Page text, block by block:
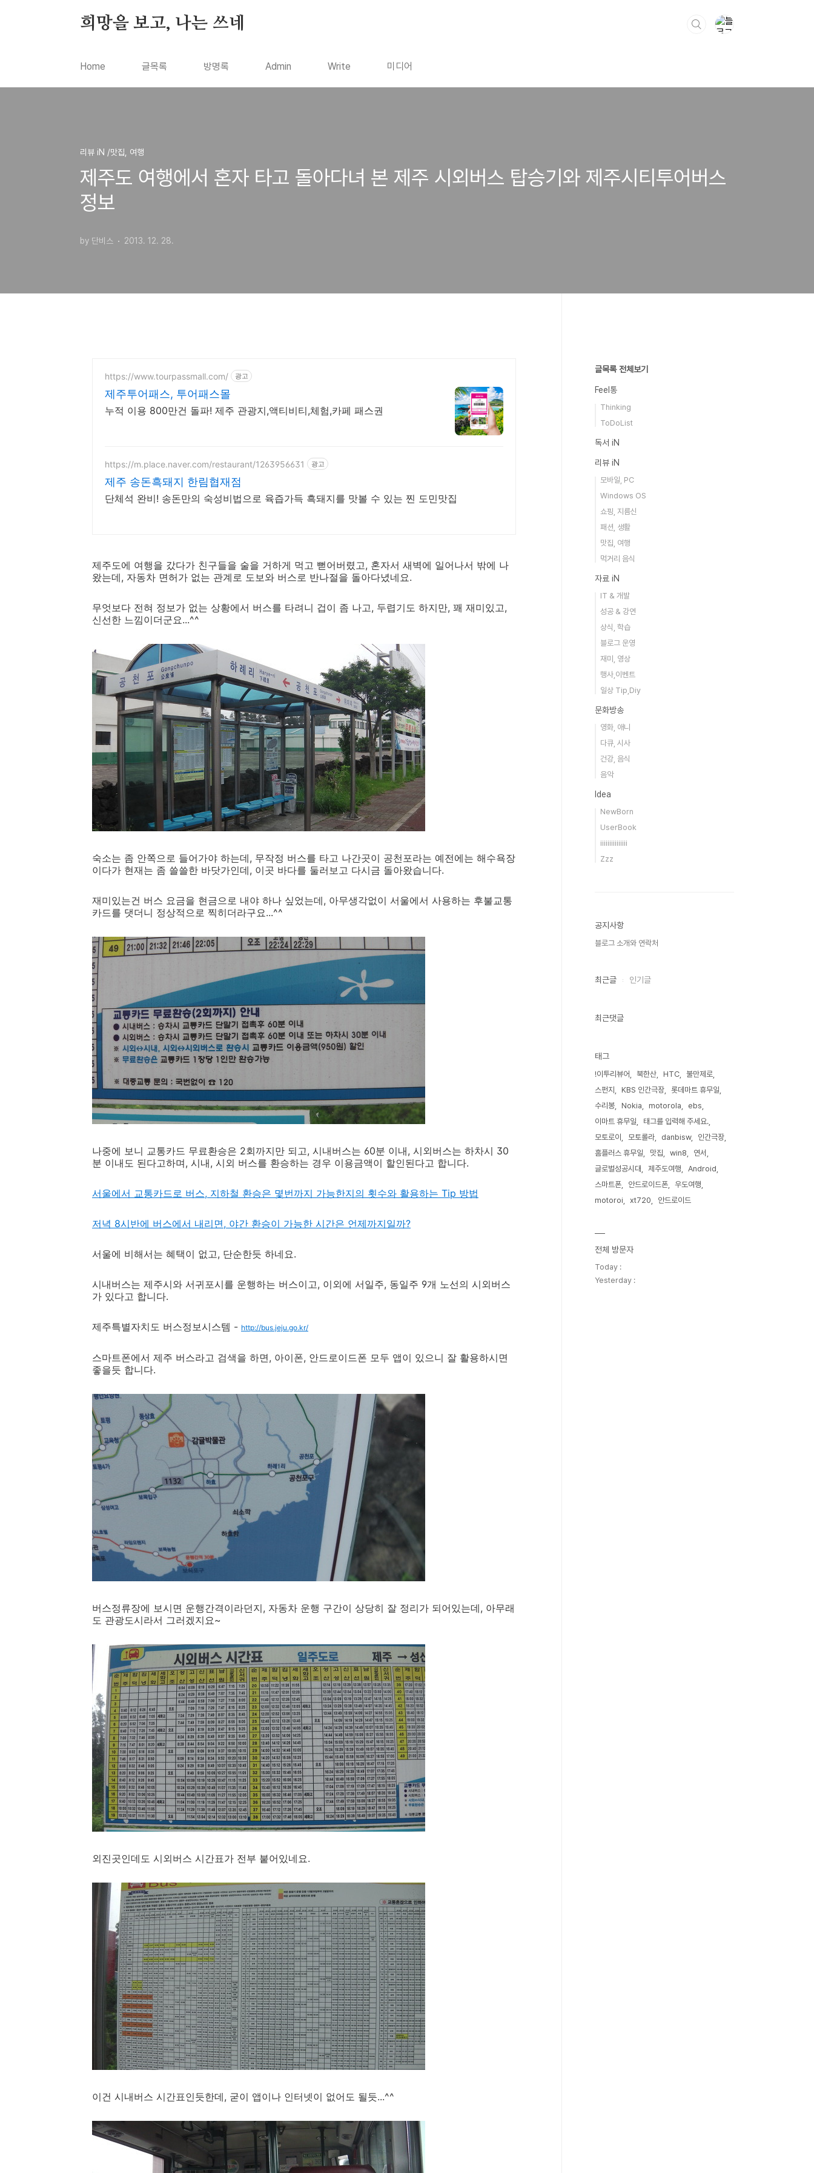
희망을 보고, 나는 쓰네
Home 글목록 방명록 Admin Write 미디어
리뷰 iN /맛집, 여행
제주도 여행에서 혼자 타고 돌아다녀 본 제주 시외버스 탑승기와 제주시티투어버스
정보
by 단비스 2013. 12. 28.
https://www.tourpassmall.com/ 광고
제주투어패스, 투어패스몰
누적 이용 800만건 돌파! 제주 관광지,액티비티,체험,카페 패스권
https://m.place.naver.com/restaurant/1263956631 광고
제주 송돈흑돼지 한림협재점
단체석 완비! 송돈만의 숙성비법으로 육즙가득 흑돼지를 맛볼 수 있는 찐 도민맛집
제주도에 여행을 갔다가 친구들을 술을 거하게 먹고 뻗어버렸고, 혼자서 새벽에 일어나서 밖에 나
왔는데, 자동차 면허가 없는 관계로 도보와 버스로 반나절을 돌아다녔네요.
무엇보다 전혀 정보가 없는 상황에서 버스를 타려니 겁이 좀 나고, 두렵기도 하지만, 꽤 재미있고,
신선한 느낌이더군요...^^
숙소는 좀 안쪽으로 들어가야 하는데, 무작정 버스를 타고 나간곳이 공천포라는 예전에는 해수욕장
이다가 현재는 좀 쓸쓸한 바닷가인데, 이곳 바다를 둘러보고 다시금 돌아왔습니다.
재미있는건 버스 요금을 현금으로 내야 하나 싶었는데, 아무생각없이 서울에서 사용하는 후불교통
카드를 댓더니 정상적으로 찍히더라구요...^^
나중에 보니 교통카드 무료환승은 2회까지만 되고, 시내버스는 60분 이내, 시외버스는 하차시 30
분 이내도 된다고하며, 시내, 시외 버스를 환승하는 경우 이용금액이 할인된다고 합니다.
서울에서 교통카드로 버스, 지하철 환승은 몇번까지 가능한지의 횟수와 활용하는 Tip 방법
저녁 8시반에 버스에서 내리면, 야간 환승이 가능한 시간은 언제까지일까?
서울에 비해서는 혜택이 없고, 단순한듯 하네요.
시내버스는 제주시와 서귀포시를 운행하는 버스이고, 이외에 서일주, 동일주 9개 노선의 시외버스
가 있다고 합니다.
제주특별자치도 버스정보시스템 - http://bus.jeju.go.kr/
스마트폰에서 제주 버스라고 검색을 하면, 아이폰, 안드로이드폰 모두 앱이 있으니 잘 활용하시면
좋을듯 합니다.
버스정류장에 보시면 운행간격이라던지, 자동차 운행 구간이 상당히 잘 정리가 되어있는데, 아무래
도 관광도시라서 그러겠지요~
외진곳인데도 시외버스 시간표가 전부 붙어있네요.
이건 시내버스 시간표인듯한데, 굳이 앱이나 인터넷이 없어도 될듯...^^
글목록 전체보기
Feel통
Thinking
ToDoList
독서 iN
리뷰 iN
모바일, PC
Windows OS
쇼핑, 지름신
패션, 생활
맛집, 여행
먹거리 음식
자료 iN
IT & 개발
성공 & 강연
상식, 학습
블로그 운영
재미, 영상
행사,이벤트
일상 Tip,Diy
문화방송
영화, 애니
다큐, 시사
건강, 음식
음악
Idea
NewBorn
UserBook
iiiiiiiiiiiiiii
Zzz
공지사항
블로그 소개와 연락처
최근글 인기글
최근댓글
태그
!이투리뷰어 북한산 HTC
불만제로
스펀지
KBS 인간극장
롯데마트 휴무일
수리봉
Nokia motorola
ebs
이마트 휴무일
태그를 입력해 주세요.
모토로이
모토롤라 danbisw
인간극장
홈플러스 휴무일
맛집 win8
연서
글로벌성공시대
제주도여행
Android
스마트폰
안드로이드폰
우도여행
motoroi
xt720 안드로이드
전체 방문자
Today :
Yesterday :